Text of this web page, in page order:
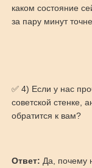
каком состояние
за пару минут
✅ 4) Если у нас
советской стенке,
обратится к вам?
Ответ: Да, почему